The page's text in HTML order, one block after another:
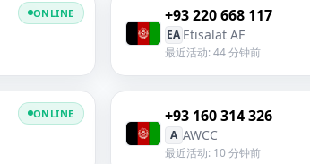
ONLINE +93 220 668 117
EA Etisalat AF
最近活动: 44 分钟前
ONLINE +93 160 314 326
A AWCC
最近活动: 10 分钟前